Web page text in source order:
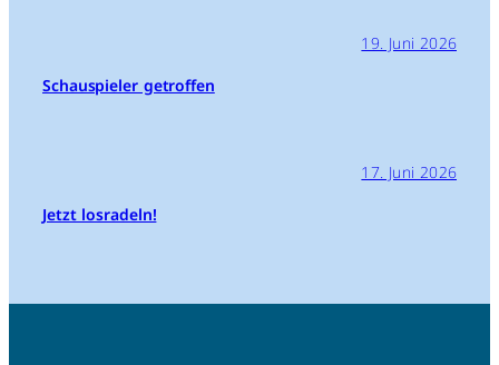
19. Juni 2026
Schauspieler getroffen
17. Juni 2026
Jetzt losradeln!